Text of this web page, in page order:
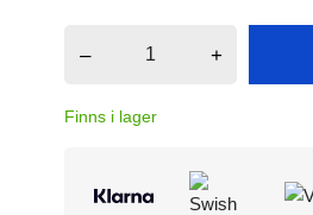
– +
Finns i lager